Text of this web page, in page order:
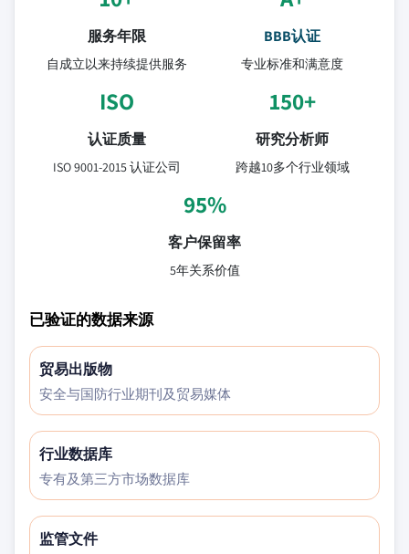
服务年限
自成立以来持续提供服务
BBB认证
专业标准和满意度
ISO
认证质量
ISO 9001-2015 认证公司
150+
研究分析师
跨越10多个行业领域
95%
客户保留率
5年关系价值
已验证的数据来源
贸易出版物
安全与国防行业期刊及贸易媒体
行业数据库
专有及第三方市场数据库
监管文件